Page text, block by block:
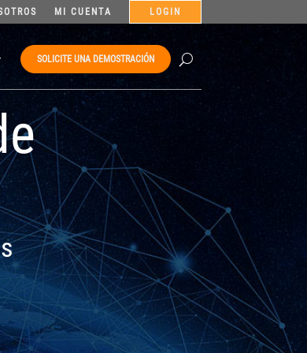
MI CUENTA LOGIN
SOLICITE UNA DEMOSTRACIÓN